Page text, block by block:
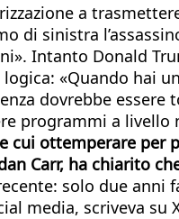
a
di sinistra
Intanto Donald
«Quando hai
dovrebbe essere
programmi a livello
cui ottemperare per
Carr, ha chiarito
solo due anni
media, scriveva su